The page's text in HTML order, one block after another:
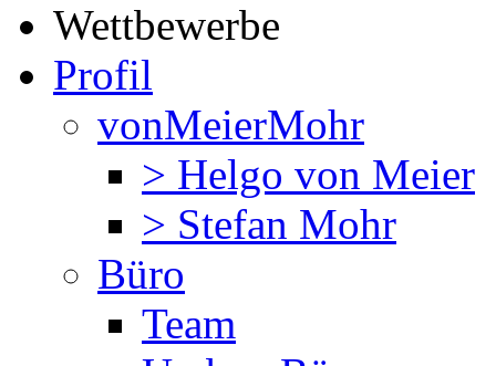
Wettbewerbe
Profil
vonMeierMohr
> Helgo von Meier
> Stefan Mohr
Büro
Team